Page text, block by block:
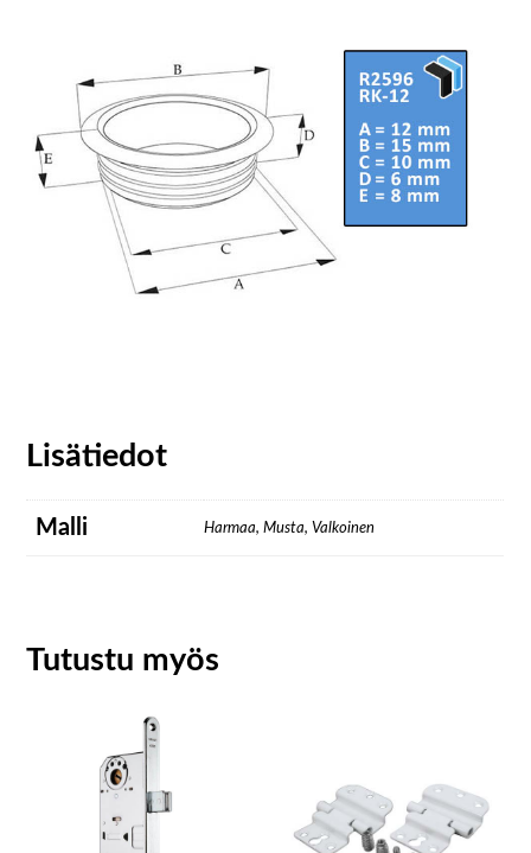
Lisätiedot
Malli Harmaa, Musta, Valkoinen
Tutustu myös